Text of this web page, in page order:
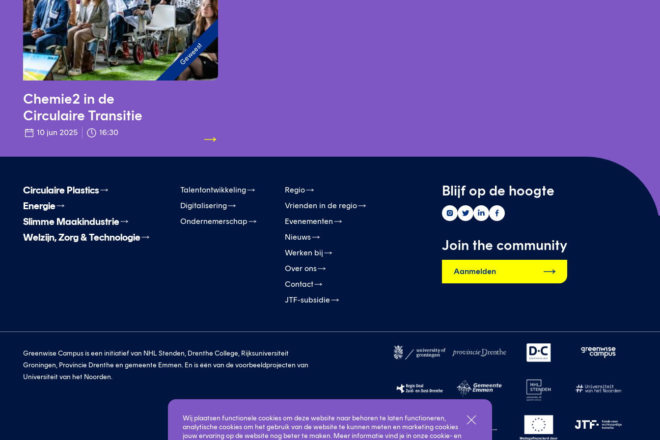
Geweest
Chemie2 in de
Circulaire Transitie
10 jun 2025 16:30
Circulaire Plastics
Energie
Slimme Maakindustrie
Welzijn, Zorg & Technologie
Talentontwikkeling
Digitalisering
Ondernemerschap
Regio
Vrienden in de regio
Evenementen
Nieuws
Werken bij
Over ons
Contact
JTF-subsidie
Blijf op de hoogte
Greenwise
op
instagram
Greenwise
op
twitter
Greenwise
op
Greenwise
op
Join the community
Aanmelden
Greenwise Campus is een initiatief van NHL Stenden, Drenthe College, Rijksuniversiteit
Groningen, Provincie Drenthe en gemeente Emmen. En is één van de voorbeeldprojecten van
Universiteit van het Noorden.
Wij plaatsen functionele cookies om deze website naar behoren te laten functioneren,
analytische cookies om het gebruik van de website te kunnen meten en marketing cookies
jouw ervaring op de website nog beter te maken. Meer informatie vind je in onze cookie- en